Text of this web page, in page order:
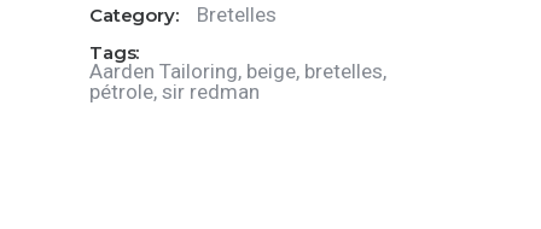
x
Aarden
Category: Bretelles
Tags:
Aarden Tailoring, beige, bretelles,
pétrole, sir redman